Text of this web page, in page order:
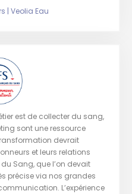
| Veolia Eau
est de collecter du sang,
sont une ressource
devrait
et leurs relations
Sang, que l’on devait
précise via nos grandes
L’expérience